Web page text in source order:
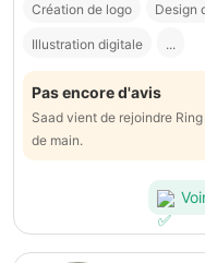
Création de logo Design
Illustration digitale ...
Pas encore d'avis
Saad vient de rejoindre
de main.